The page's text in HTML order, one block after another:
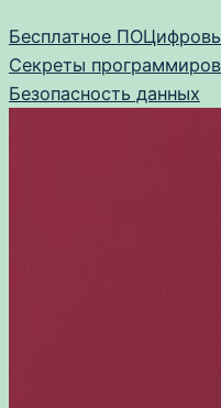
к
содержимому
Бесплатное ПО
Секреты
Безопасность данных